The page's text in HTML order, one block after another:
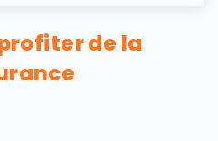
de la